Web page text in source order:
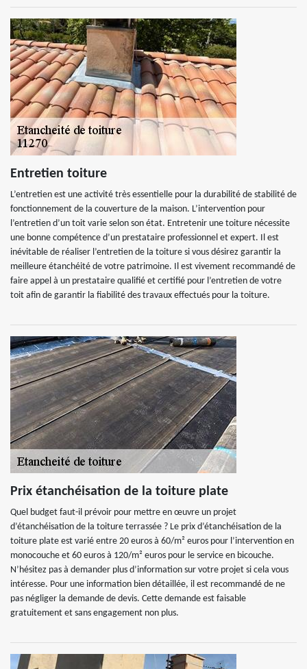
Entretien toiture
L’entretien est une activité très essentielle pour la durabilité de stabilité de
fonctionnement de la couverture de la maison. L’intervention pour
l’entretien d’un toit varie selon son état. Entretenir une toiture nécessite
une bonne compétence d’un prestataire professionnel et expert. Il est
inévitable de réaliser l’entretien de la toiture si vous désirez garantir la
meilleure étanchéité de votre patrimoine. Il est vivement recommandé de
faire appel à un prestataire qualifié et certifié pour l’entretien de votre
toit afin de garantir la fiabilité des travaux effectués pour la toiture.
Prix étanchéisation de la toiture plate
Quel budget faut-il prévoir pour mettre en œuvre un projet
d’étanchéisation de la toiture terrassée ? Le prix d’étanchéisation de la
toiture plate est varié entre 20 euros à 60/m² euros pour l’intervention en
monocouche et 60 euros à 120/m² euros pour le service en bicouche.
N’hésitez pas à demander plus d’information sur votre projet si cela vous
intéresse. Pour une information bien détaillée, il est recommandé de ne
pas négliger la demande de devis. Cette demande est faisable
gratuitement et sans engagement non plus.